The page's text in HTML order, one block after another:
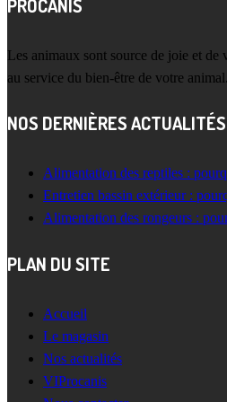
PROCANIS
Les animaux sont source de joie et
au service du bien-être de votre animal.
NOS DERNIÈRES ACTUALITÉS
Alimentation des reptiles :
Entretien bassin extérieur :
Alimentation des rongeurs :
PLAN DU SITE
Accueil
Le magasin
Nos actualités
VIProcanis